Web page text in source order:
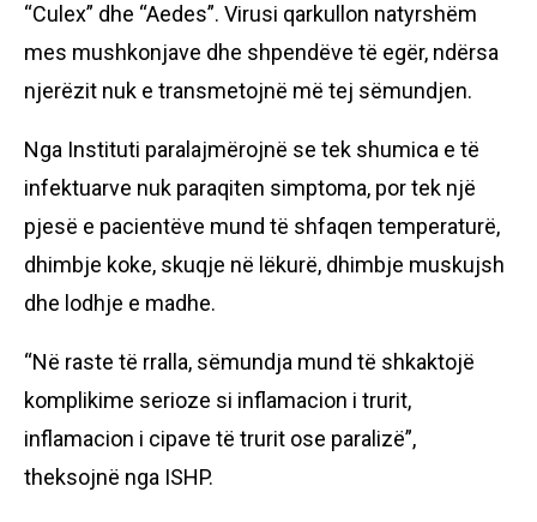
“Culex” dhe “Aedes”. Virusi qarkullon natyrshëm
mes mushkonjave dhe shpendëve të egër, ndërsa
njerëzit nuk e transmetojnë më tej sëmundjen.
Nga Instituti paralajmërojnë se tek shumica e të
infektuarve nuk paraqiten simptoma, por tek një
pjesë e pacientëve mund të shfaqen temperaturë,
dhimbje koke, skuqje në lëkurë, dhimbje muskujsh
dhe lodhje e madhe.
“Në raste të rralla, sëmundja mund të shkaktojë
komplikime serioze si inflamacion i trurit,
inflamacion i cipave të trurit ose paralizë”,
theksojnë nga ISHP.